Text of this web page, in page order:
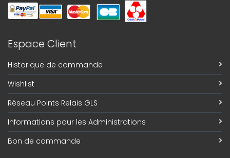
Espace Client
Historique de commande
Wishlist
Réseau Points Relais GLS
Informations pour les Administrations
Bon de commande